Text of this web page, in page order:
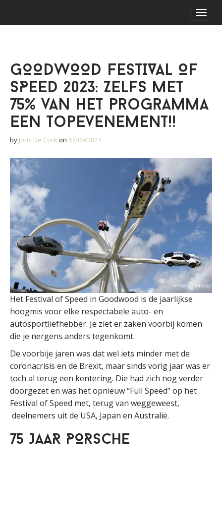
i
GOODWOOD FESTIVAL OF
SPEED 2023: Zelfs met
75% van het programma
een topevenement!!
by Joris De Cock on 17/09/2023
Het Festival of Speed in Goodwood is de jaarlijkse
hoogmis voor elke respectabele auto- en
autosportliefhebber. Je ziet er zaken voorbij komen
die je nergens anders tegenkomt.
De voorbije jaren was dat wel iets minder met de
coronacrisis en de Brexit, maar sinds vorig jaar was er
toch al terug een kentering. Die had zich nog verder
doorgezet en was het opnieuw “Full Speed” op het
Festival of Speed met, terug van weggeweest,
deelnemers uit de USA, Japan en Australië.
75 JAAR PORSCHE